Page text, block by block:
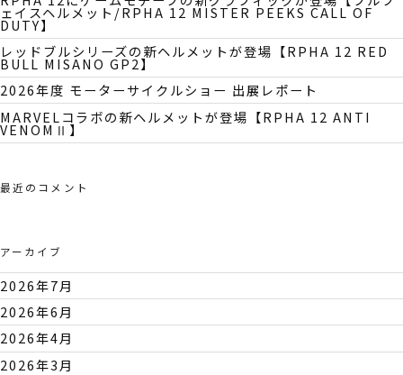
ェイスヘルメット/RPHA 12 MISTER PEEKS CALL OF
DUTY】
レッドブルシリーズの新ヘルメットが登場【RPHA 12 RED
BULL MISANO GP2】
2026年度 モーターサイクルショー 出展レポート
MARVELコラボの新ヘルメットが登場【RPHA 12 ANTI
VENOMⅡ】
最近のコメント
アーカイブ
2026年7月
2026年6月
2026年4月
2026年3月